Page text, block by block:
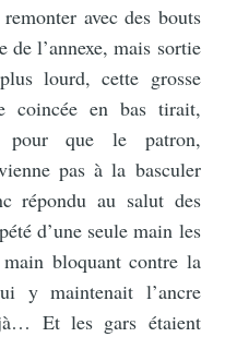
avec des bouts
l’annexe, mais sortie
lourd, cette grosse
coincée en bas tirait,
pour que le patron,
pas à la basculer
répondu au salut des
d’une seule main les
bloquant contre la
y maintenait l’ancre
Et les gars étaient